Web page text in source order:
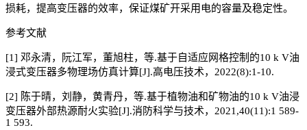
损耗，提高变压器的效率，保证煤矿开采用电的容量及稳定性。
参考文献
[1] 邓永清，阮江军，董旭柱，等.基于自适应网格控制的10 k V油
浸式变压器多物理场仿真计算[J].高电压技术，2022(8):1-10.
[2] 陈于晴，刘静，黄青丹，等.基于植物油和矿物油的10 k V油浸
变压器外部热源耐火实验[J].消防科学与技术，2021,40(11):1 589-
1 593.